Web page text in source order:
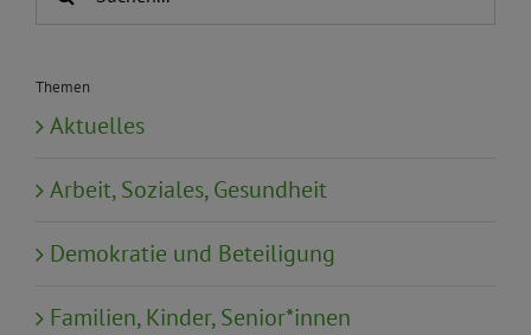
Themen
Aktuelles
Arbeit, Soziales, Gesundheit
Demokratie und Beteiligung
Familien, Kinder, Senior*innen